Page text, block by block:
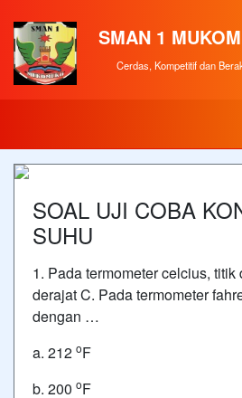
SMAN 1
Cerdas, Kompetitif dan
SOAL UJI COBA
SUHU
1. Pada termometer celcius,
derajat C. Pada termometer
dengan …
a. 212 oF
b. 200 oF